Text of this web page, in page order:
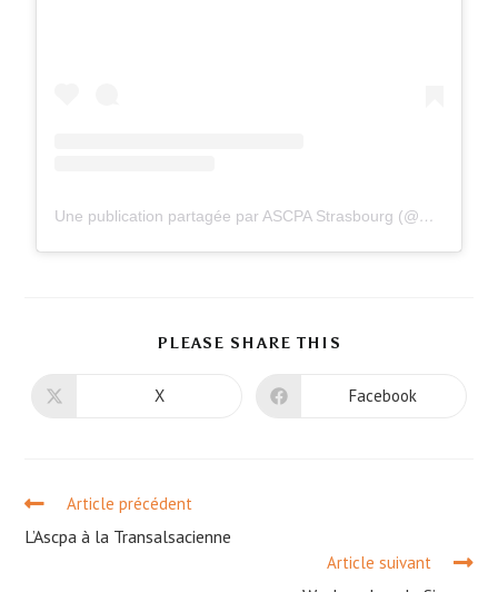
Une publication partagée par ASCPA Strasbourg (@ascpastrasbourg)
PLEASE SHARE THIS
X Facebook
Article précédent
L’Ascpa à la Transalsacienne
Article suivant